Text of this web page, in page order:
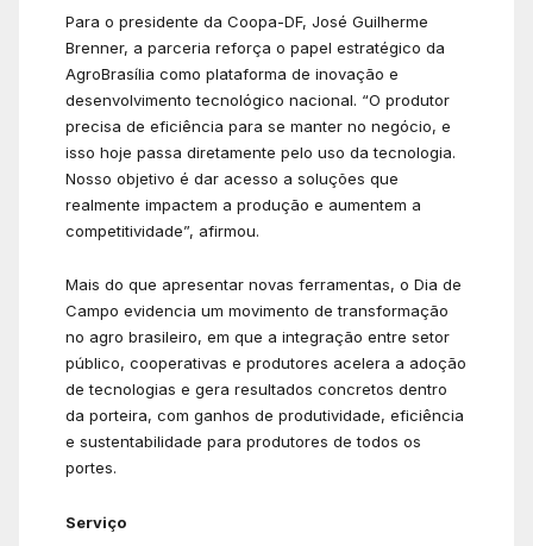
Para o presidente da Coopa-DF, José Guilherme
Brenner, a parceria reforça o papel estratégico da
AgroBrasília como plataforma de inovação e
desenvolvimento tecnológico nacional. “O produtor
precisa de eficiência para se manter no negócio, e
isso hoje passa diretamente pelo uso da tecnologia.
Nosso objetivo é dar acesso a soluções que
realmente impactem a produção e aumentem a
competitividade”, afirmou.
Mais do que apresentar novas ferramentas, o Dia de
Campo evidencia um movimento de transformação
no agro brasileiro, em que a integração entre setor
público, cooperativas e produtores acelera a adoção
de tecnologias e gera resultados concretos dentro
da porteira, com ganhos de produtividade, eficiência
e sustentabilidade para produtores de todos os
portes.
Serviço